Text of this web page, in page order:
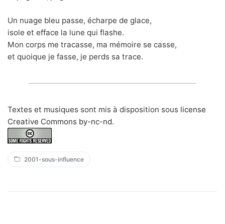
Un nuage bleu passe, écharpe de glace,
isole et efface la lune qui flashe.
Mon corps me tracasse, ma mémoire se casse,
et quoique je fasse, je perds sa trace.
Textes et musiques sont mis à disposition sous license
Creative Commons by-nc-nd.
2001-sous-influence